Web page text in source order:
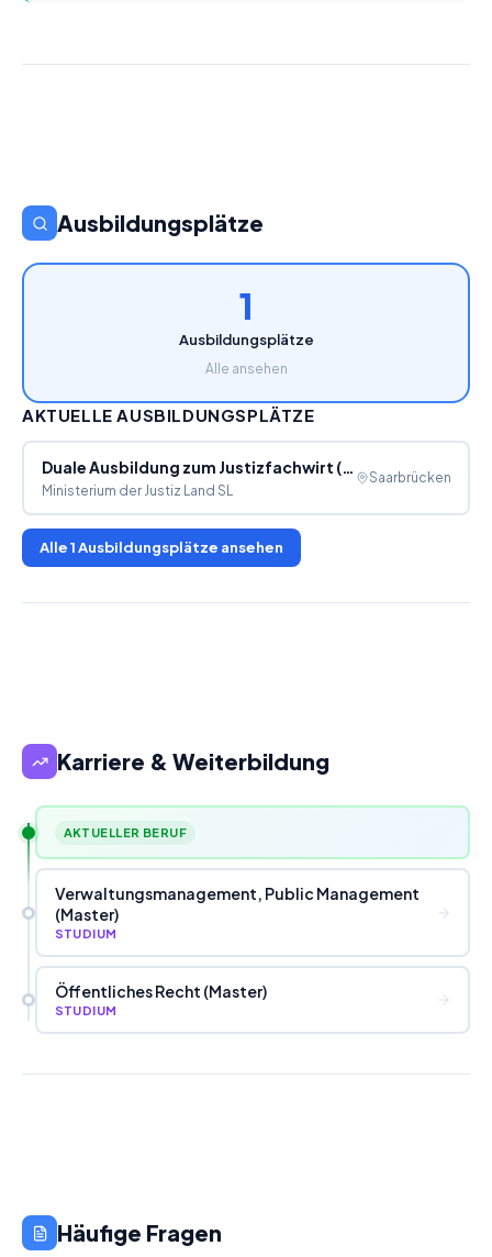
Ausbildungsplätze
1
Ausbildungsplätze
Alle ansehen
AKTUELLE AUSBILDUNGSPLÄTZE
Duale Ausbildung zum Justizfachwirt (m/w/d)
Ministerium der Justiz Land SL
Saarbrücken
Alle1Ausbildungsplätze ansehen
Karriere & Weiterbildung
AKTUELLER BERUF
Verwaltungsmanagement, Public Management
(Master)
STUDIUM
Öffentliches Recht (Master)
STUDIUM
Häufige Fragen